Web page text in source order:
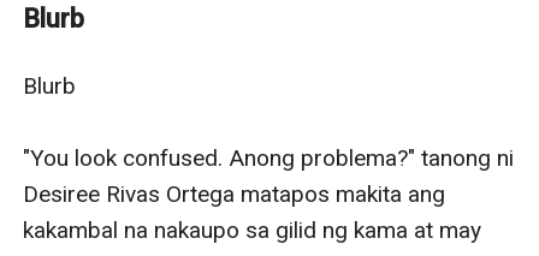
Wala naman problema si Jasper like magaling ito sa
perfect na talaga dahil mabait din ito. Friendly at
environment.
Except na lang talaga sa pagiging confused nito sa
s****l orientation niya at pagiging clumsy. May mga
Blurb
Blurb
"You look confused. Anong problema?" tanong ni
Desiree Rivas Ortega matapos makita ang
kakambal na nakaupo sa gilid ng kama at may